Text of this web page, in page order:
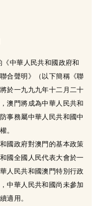
中華人民共和國政府和
合聲明》（以下簡稱《聯
於一九九九年十二月二十
澳門將成為中華人民共和
事務屬中華人民共和國中
。
國政府對澳門的基本政策
國全國人民代表大會於一
人民共和國澳門特別行政
中華人民共和國尚未參加
適用。